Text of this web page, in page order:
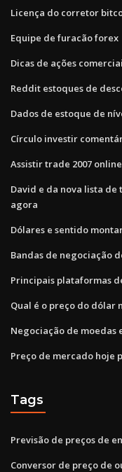
Licença do corretor
Equipe de furacão forex
Dicas de ações
Reddit estoques de
Dados de estoque de
Círculo investir
Assistir trade 2007
David e da nova lista de
agora
Dólares e sentido
Bandas de negociação
Principais plataformas
Qual é o preço do dólar
Negociação de moedas
Preço de mercado hoje
Tags
Previsão de preços de
Conversor de preço de